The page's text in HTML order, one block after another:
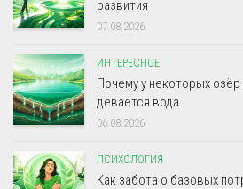
развития
07.08.2026
ИНТЕРЕСНОЕ
Почему у некоторых озёр
девается вода
06.08.2026
ПСИХОЛОГИЯ
Как забота о базовых